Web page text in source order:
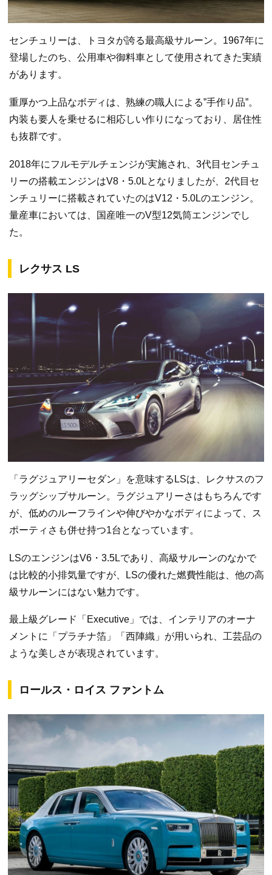
センチュリーは、トヨタが誇る最高級サルーン。1967年に
登場したのち、公用車や御料車として使用されてきた実績
があります。
重厚かつ上品なボディは、熟練の職人による”手作り品”。
内装も要人を乗せるに相応しい作りになっており、居住性
も抜群です。
2018年にフルモデルチェンジが実施され、3代目センチュ
リーの搭載エンジンはV8・5.0Lとなりましたが、2代目セ
ンチュリーに搭載されていたのはV12・5.0Lのエンジン。
量産車においては、国産唯一のV型12気筒エンジンでし
た。
レクサス LS
「ラグジュアリーセダン」を意味するLSは、レクサスのフ
ラッグシップサルーン。ラグジュアリーさはもちろんです
が、低めのルーフラインや伸びやかなボディによって、ス
ポーティさも併せ持つ1台となっています。
LSのエンジンはV6・3.5Lであり、高級サルーンのなかで
は比較的小排気量ですが、LSの優れた燃費性能は、他の高
級サルーンにはない魅力です。
最上級グレード「Executive」では、インテリアのオーナ
メントに「プラチナ箔」「西陣織」が用いられ、工芸品の
ような美しさが表現されています。
ロールス・ロイス ファントム